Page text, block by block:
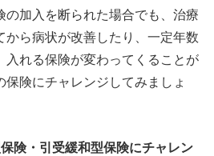
の加入を断られた場合でも、治療
から病状が改善したり、一定年数
入れる保険が変わってくることが
保険にチャレンジしてみましょ
険・引受緩和型保険にチャレン